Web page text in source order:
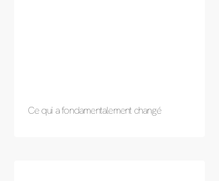
Ce qui a fondamentalement changé